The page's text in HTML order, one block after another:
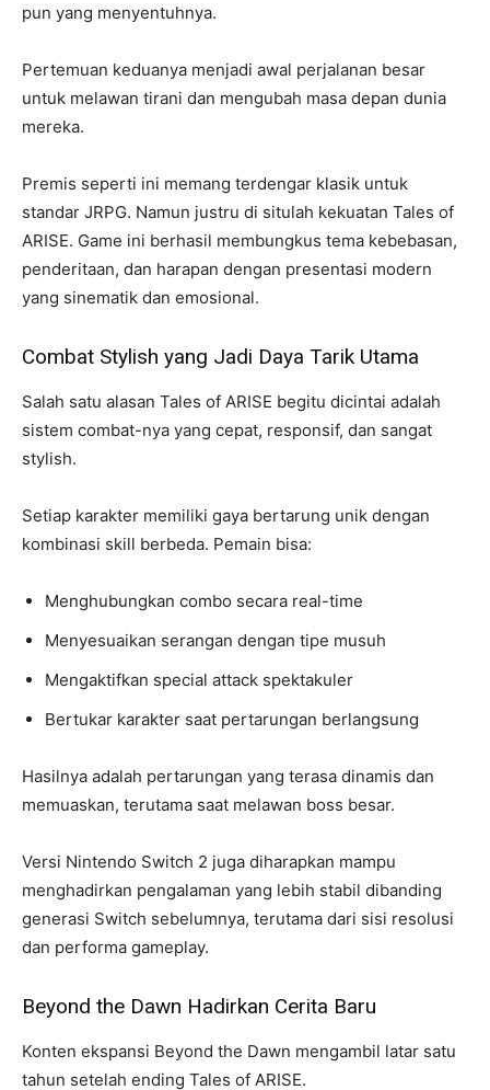
pun yang menyentuhnya.
Pertemuan keduanya menjadi awal perjalanan besar
untuk melawan tirani dan mengubah masa depan dunia
mereka.
Premis seperti ini memang terdengar klasik untuk
standar JRPG. Namun justru di situlah kekuatan Tales of
ARISE. Game ini berhasil membungkus tema kebebasan,
penderitaan, dan harapan dengan presentasi modern
yang sinematik dan emosional.
Combat Stylish yang Jadi Daya Tarik Utama
Salah satu alasan Tales of ARISE begitu dicintai adalah
sistem combat-nya yang cepat, responsif, dan sangat
stylish.
Setiap karakter memiliki gaya bertarung unik dengan
kombinasi skill berbeda. Pemain bisa:
Menghubungkan combo secara real-time
Menyesuaikan serangan dengan tipe musuh
Mengaktifkan special attack spektakuler
Bertukar karakter saat pertarungan berlangsung
Hasilnya adalah pertarungan yang terasa dinamis dan
memuaskan, terutama saat melawan boss besar.
Versi Nintendo Switch 2 juga diharapkan mampu
menghadirkan pengalaman yang lebih stabil dibanding
generasi Switch sebelumnya, terutama dari sisi resolusi
dan performa gameplay.
Beyond the Dawn Hadirkan Cerita Baru
Konten ekspansi Beyond the Dawn mengambil latar satu
tahun setelah ending Tales of ARISE.